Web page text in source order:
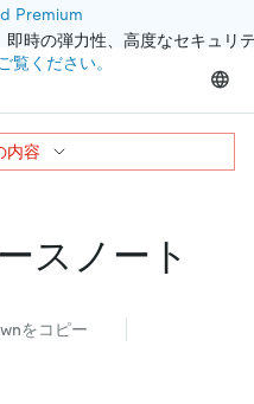
Premium
時の弾力性、高度なセキュリ
覧ください。
スノート
をコピー
内容